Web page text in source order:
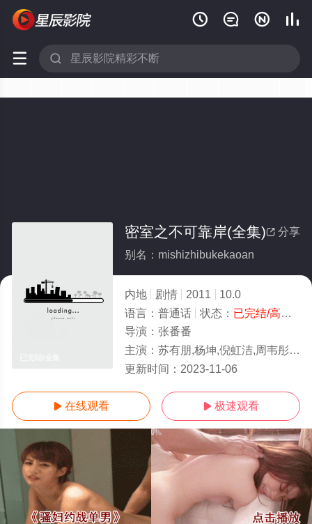
   
 
 分享
密室之不可靠岸(全集)
别名：mishizhibukekaoan
内地 剧情 2011
10.0
语言： 普通话 状态： 已完结/高清
导演： 张番番
主演： 苏有朋,杨坤,倪虹洁,周韦彤,吴辰君,毛俊杰,孙一理
更新时间： 2023-11-06
 在线观看  极速观看